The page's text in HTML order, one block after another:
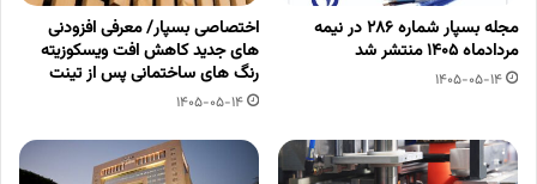
مجله بسپار شماره 286 در نیمه
مردادماه 1405 منتشر شد
1405-05-14
اختصاصی بسپار/ معرفی افزودنی
های جدید کاهش افت ویسکوزیته
رنگ های ساختمانی پس از تینت
1405-05-14